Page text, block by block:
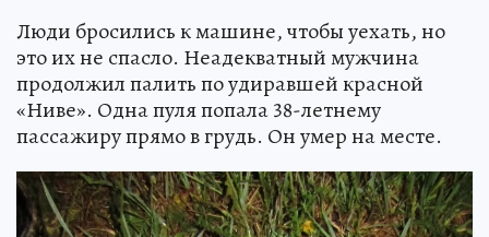
Люди бросились к машине, чтобы уехать, но
это их не спасло. Неадекватный мужчина
продолжил палить по удиравшей красной
«Ниве». Одна пуля попала 38-летнему
пассажиру прямо в грудь. Он умер на месте.